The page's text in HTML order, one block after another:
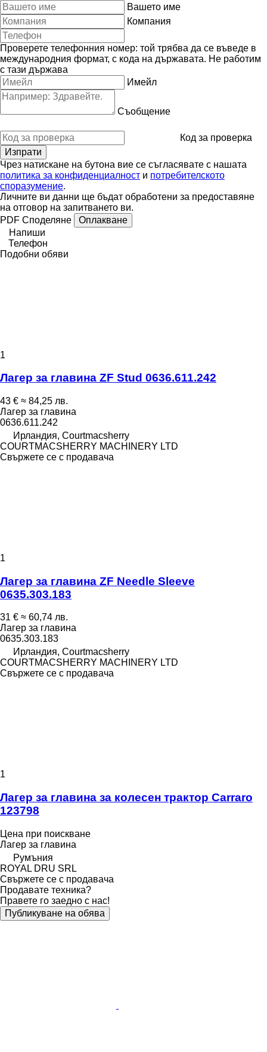
Вашето име
Компания
Проверете телефонния номер: той трябва да се въведе в
международния формат, с кода на държавата. Не работим
с тази държава
Имейл
Съобщение
Код за проверка
Чрез натискане на бутона вие се съгласявате с нашата
политика за конфиденциалност и потребителското
споразумение.
Личните ви данни ще бъдат обработени за предоставяне
на отговор на запитването ви.
PDF Споделяне
Оплакване
Напиши
Телефон
Подобни обяви
1
Лагер за главина ZF Stud 0636.611.242
43 € ≈ 84,25 лв.
Лагер за главина
0636.611.242
Ирландия, Courtmacsherry
COURTMACSHERRY MACHINERY LTD
Свържете се с продавача
1
Лагер за главина ZF Needle Sleeve
0635.303.183
31 € ≈ 60,74 лв.
Лагер за главина
0635.303.183
Ирландия, Courtmacsherry
COURTMACSHERRY MACHINERY LTD
Свържете се с продавача
1
Лагер за главина за колесен трактор Carraro
123798
Цена при поискване
Лагер за главина
Румъния
ROYAL DRU SRL
Свържете се с продавача
Продавате техника?
Правете го заедно с нас!
Публикуване на обява